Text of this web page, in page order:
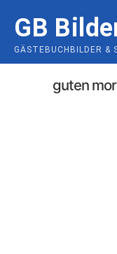
content
GB
GÄSTEBUCHBILDER &
guten